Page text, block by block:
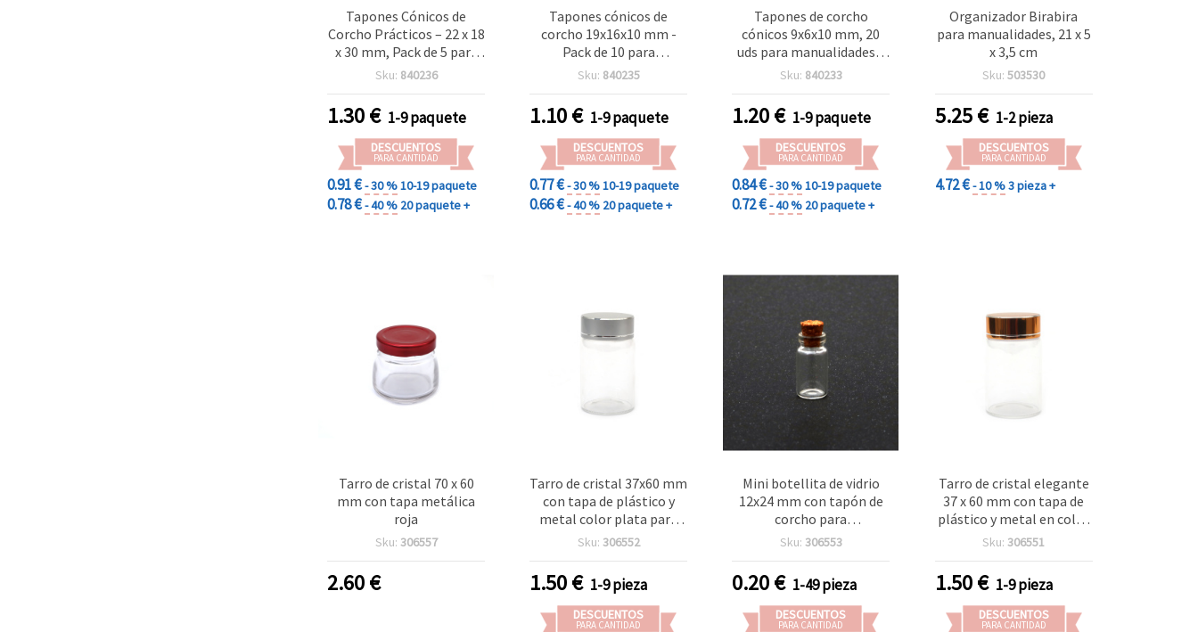
Tapones Cónicos de
Corcho Prácticos – 22 x 18
x 30 mm, Pack de 5 para
Manualidades y Proyectos
Sku: 840236
1.30€ 1-9 paquete
DESCUENTOS
PARA CANTIDAD
0.91 €- 30 %10-19 paquete
0.78 €- 40 % 20 paquete +
Tapones cónicos de
corcho 19x16x10 mm -
Pack de 10 para
manualidades
Sku: 840235
1.10€ 1-9 paquete
DESCUENTOS
PARA CANTIDAD
0.77 €- 30 %10-19 paquete
0.66 €- 40 % 20 paquete +
Tapones de corcho
cónicos 9x6x10 mm, 20
uds para manualidades y
DIY
Sku: 840233
1.20€ 1-9 paquete
DESCUENTOS
PARA CANTIDAD
0.84 €- 30 %10-19 paquete
0.72 €- 40 % 20 paquete +
Organizador Birabira
para manualidades, 21 x 5
x 3,5 cm
Sku:503530
5.25€ 1-2 pieza
DESCUENTOS
PARA CANTIDAD
4.72 €- 10 %3 pieza +
Tarro de cristal 70 x 60
mm con tapa metálica
roja
Sku: 306557
2.60€
Tarro de cristal 37x60 mm
con tapa de plástico y
metal color plata para
manualidades
Sku: 306552
1.50€ 1-9 pieza
DESCUENTOS
PARA CANTIDAD
Mini botellita de vidrio
12x24 mm con tapón de
corcho para
manualidades
Sku: 306553
0.20€ 1-49 pieza
DESCUENTOS
PARA CANTIDAD
Tarro de cristal elegante
37 x 60 mm con tapa de
plástico y metal en color
dorado - ideal para
almacenamiento DIY
Sku:306551
1.50€ 1-9 pieza
DESCUENTOS
PARA CANTIDAD